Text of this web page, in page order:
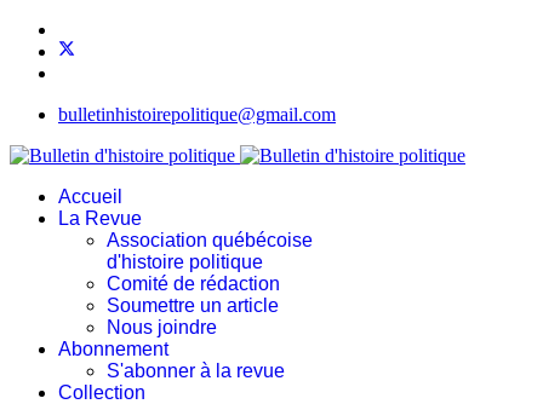
bulletinhistoirepolitique@gmail.com
Accueil
La Revue
Association québécoise
d'histoire politique
Comité de rédaction
Soumettre un article
Nous joindre
Abonnement
S'abonner à la revue
Collection